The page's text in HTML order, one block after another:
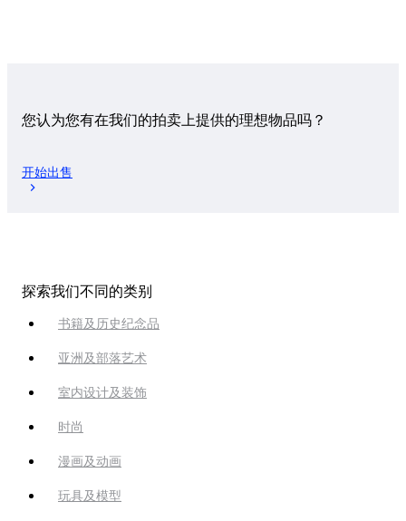
您认为您有在我们的拍卖上提供的理想物品吗？
开始出售
探索我们不同的类别
书籍及历史纪念品
亚洲及部落艺术
室内设计及装饰
时尚
漫画及动画
玩具及模型